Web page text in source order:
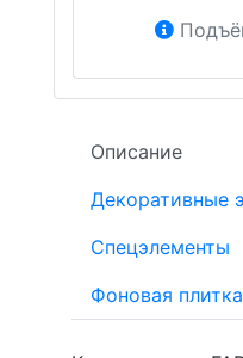
Описание
Декоративные
Спецэлементы
Фоновая